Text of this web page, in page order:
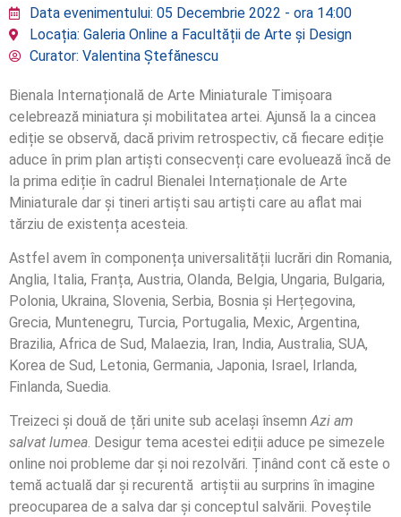
Data evenimentului: 05 Decembrie 2022 - ora 14:00
Locația: Galeria Online a Facultății de Arte și Design
Curator: Valentina Ștefănescu
Bienala Internațională de Arte Miniaturale Timișoara
celebrează miniatura și mobilitatea artei. Ajunsă la a cincea
ediție se observă, dacă privim retrospectiv, că fiecare ediție
aduce în prim plan artiști consecvenți care evoluează încă de
la prima ediție în cadrul Bienalei Internaționale de Arte
Miniaturale dar și tineri artiști sau artiști care au aflat mai
tărziu de existența acesteia.
Astfel avem în componența universalității lucrări din Romania,
Anglia, Italia, Franța, Austria, Olanda, Belgia, Ungaria, Bulgaria,
Polonia, Ukraina, Slovenia, Serbia, Bosnia și Herțegovina,
Grecia, Muntenegru, Turcia, Portugalia, Mexic, Argentina,
Brazilia, Africa de Sud, Malaezia, Iran, India, Australia, SUA,
Korea de Sud, Letonia, Germania, Japonia, Israel, Irlanda,
Finlanda, Suedia.
Treizeci și două de țări unite sub același însemnAzi am
salvat lumea. Desigur tema acestei ediții aduce pe simezele
online noi probleme dar și noi rezolvări. Ținând cont că este o
temă actuală dar și recurentă artiștii au surprins în imagine
preocuparea de a salva dar și conceptul salvării. Poveștile